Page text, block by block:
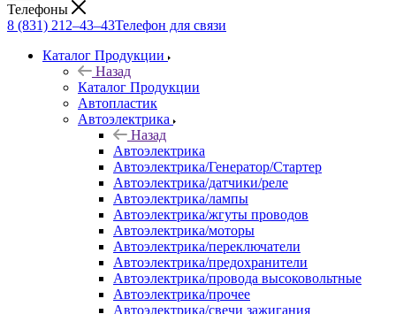
Телефоны
8 (831) 212–43–43Телефон для связи
Каталог Продукции
Назад
Каталог Продукции
Автопластик
Автоэлектрика
Назад
Автоэлектрика
Автоэлектрика/Генератор/Стартер
Автоэлектрика/датчики/реле
Автоэлектрика/лампы
Автоэлектрика/жгуты проводов
Автоэлектрика/моторы
Автоэлектрика/переключатели
Автоэлектрика/предохранители
Автоэлектрика/провода высоковольтные
Автоэлектрика/прочее
Автоэлектрика/свечи зажигания